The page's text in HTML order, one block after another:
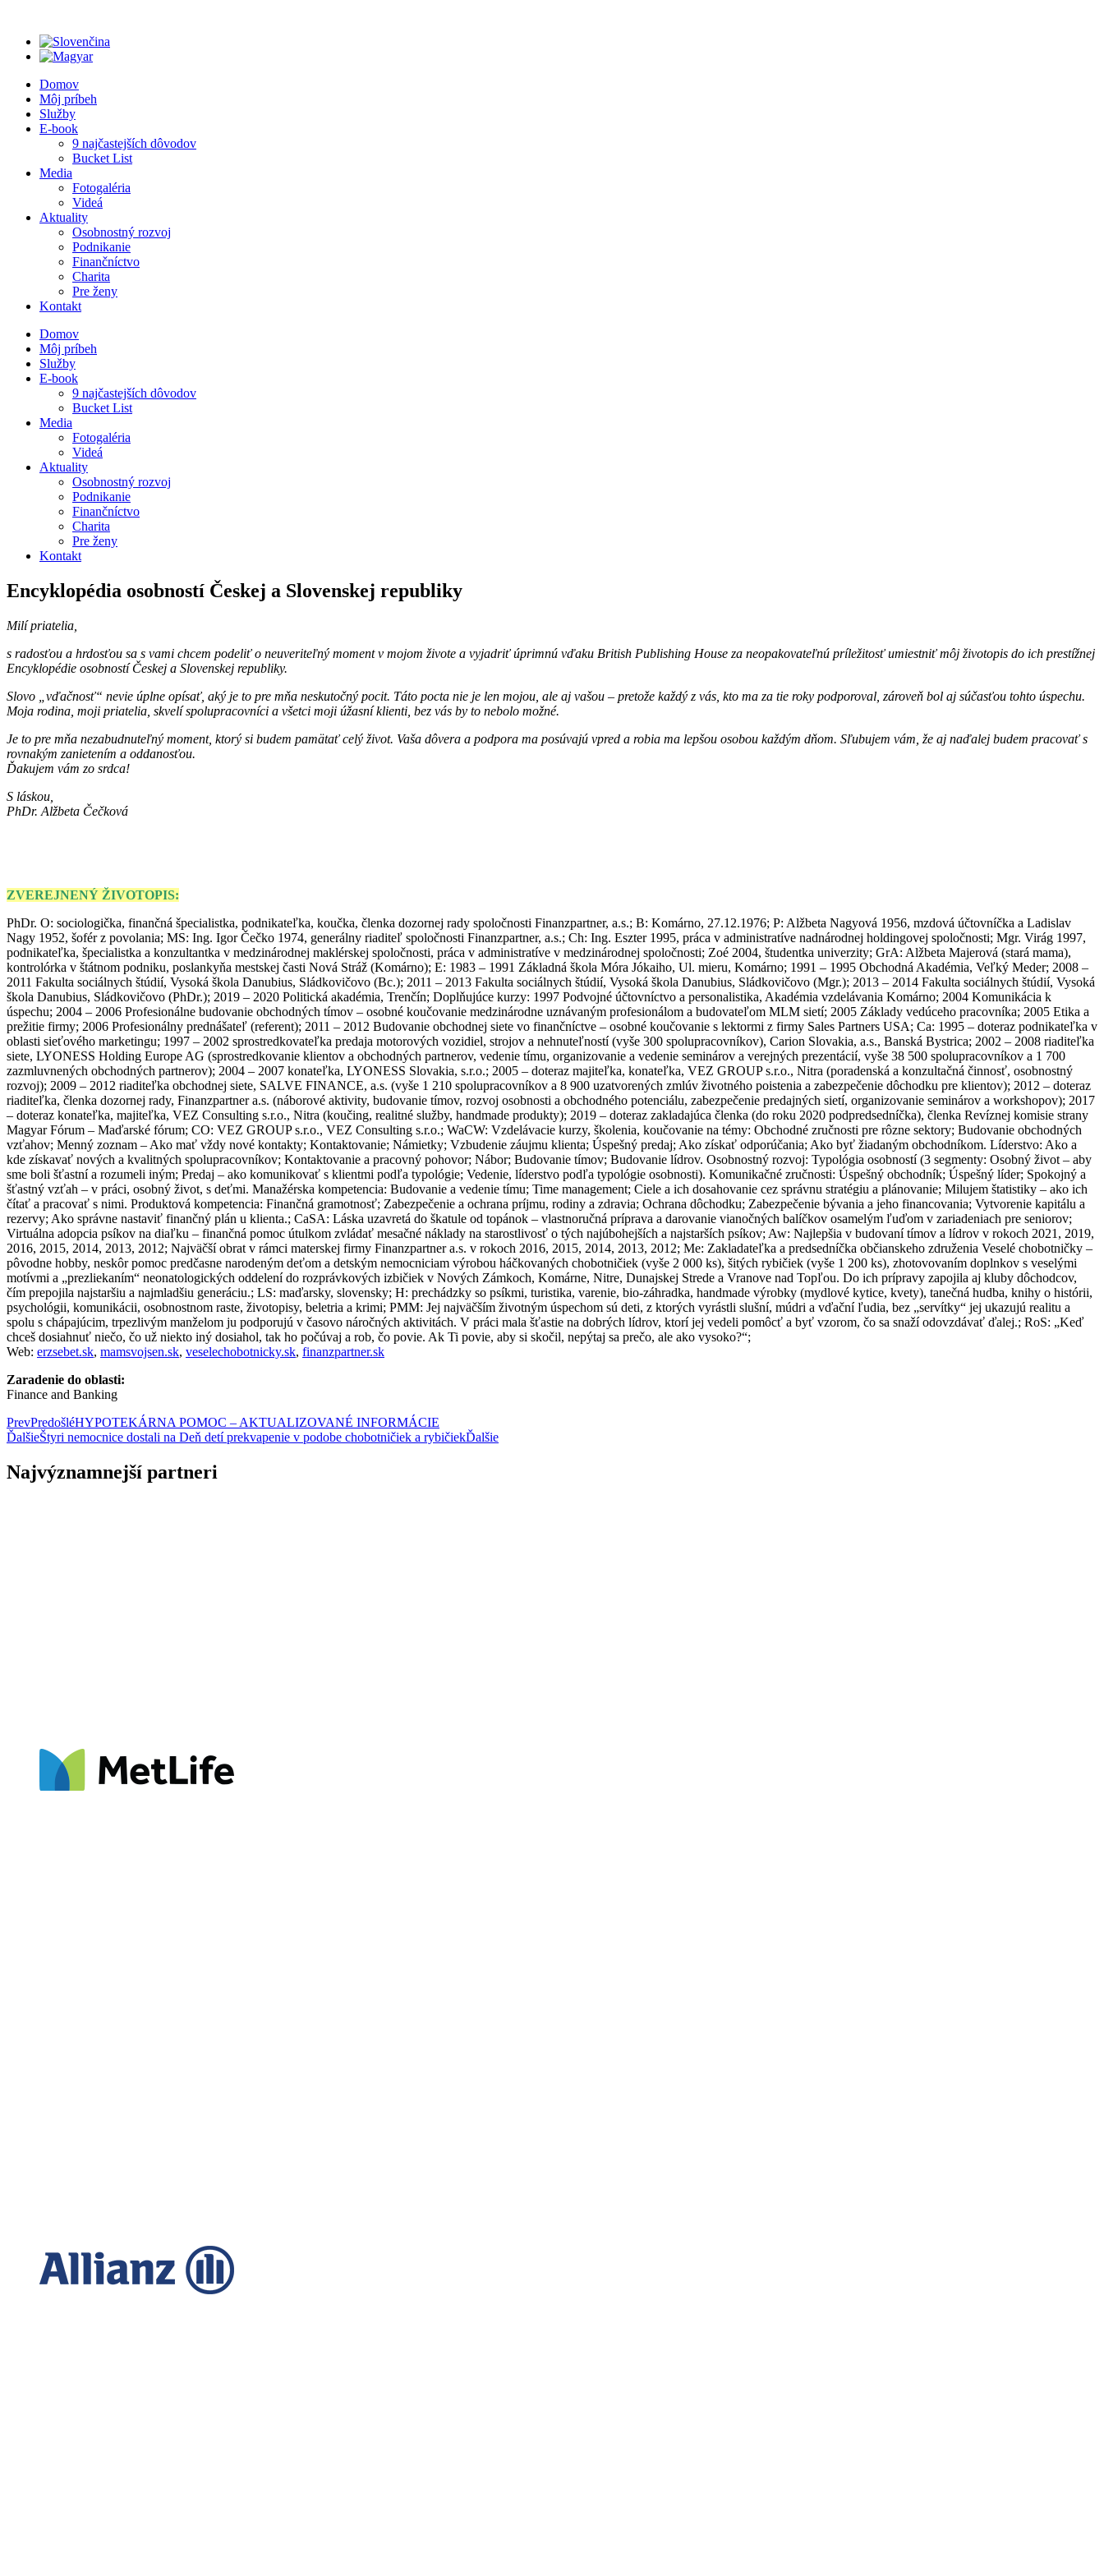
obsah
Domov
Môj príbeh
Služby
E-book
9 najčastejších dôvodov
Bucket List
Media
Fotogaléria
Videá
Aktuality
Osobnostný rozvoj
Podnikanie
Finančníctvo
Charita
Pre ženy
Kontakt
Domov
Môj príbeh
Služby
E-book
9 najčastejších dôvodov
Bucket List
Media
Fotogaléria
Videá
Aktuality
Osobnostný rozvoj
Podnikanie
Finančníctvo
Charita
Pre ženy
Kontakt
Encyklopédia osobností Českej a Slovenskej republiky
Milí priatelia,
s radosťou a hrdosťou sa s vami chcem podeliť o neuveriteľný moment v mojom živote a vyjadriť úprimnú vďaku British Publishing House za neopakovateľnú príležitosť umiestniť môj životopis do ich prestížnej
Encyklopédie osobností Českej a Slovenskej republiky.
Slovo „vďačnosť“ nevie úplne opísať, aký je to pre mňa neskutočný pocit. Táto pocta nie je len mojou, ale aj vašou – pretože každý z vás, kto ma za tie roky podporoval, zároveň bol aj súčasťou tohto úspechu.
Moja rodina, moji priatelia, skvelí spolupracovníci a všetci moji úžasní klienti, bez vás by to nebolo možné.
Je to pre mňa nezabudnuteľný moment, ktorý si budem pamätať celý život. Vaša dôvera a podpora ma posúvajú vpred a robia ma lepšou osobou každým dňom. Sľubujem vám, že aj naďalej budem pracovať s
rovnakým zanietením a oddanosťou.
Ďakujem vám zo srdca!
S láskou,
PhDr. Alžbeta Čečková
ZVEREJNENÝ ŽIVOTOPIS:
PhDr. O: sociologička, finančná špecialistka, podnikateľka, koučka, členka dozornej rady spoločnosti Finanzpartner, a.s.; B: Komárno, 27.12.1976; P: Alžbeta Nagyová 1956, mzdová účtovníčka a Ladislav
Nagy 1952, šofér z povolania; MS: Ing. Igor Čečko 1974, generálny riaditeľ spoločnosti Finanzpartner, a.s.; Ch: Ing. Eszter 1995, práca v administratíve nadnárodnej holdingovej spoločnosti; Mgr. Virág 1997,
podnikateľka, špecialistka a konzultantka v medzinárodnej maklérskej spoločnosti, práca v administratíve v medzinárodnej spoločnosti; Zoé 2004, študentka univerzity; GrA: Alžbeta Majerová (stará mama),
kontrolórka v štátnom podniku, poslankyňa mestskej časti Nová Stráž (Komárno); E: 1983 – 1991 Základná škola Móra Jókaiho, Ul. mieru, Komárno; 1991 – 1995 Obchodná Akadémia, Veľký Meder; 2008 –
2011 Fakulta sociálnych štúdií, Vysoká škola Danubius, Sládkovičovo (Bc.); 2011 – 2013 Fakulta sociálnych štúdií, Vysoká škola Danubius, Sládkovičovo (Mgr.); 2013 – 2014 Fakulta sociálnych štúdií, Vysoká
škola Danubius, Sládkovičovo (PhDr.); 2019 – 2020 Politická akadémia, Trenčín; Doplňujúce kurzy: 1997 Podvojné účtovníctvo a personalistika, Akadémia vzdelávania Komárno; 2004 Komunikácia k
úspechu; 2004 – 2006 Profesionálne budovanie obchodných tímov – osobné koučovanie medzinárodne uznávaným profesionálom a budovateľom MLM sietí; 2005 Základy vedúceho pracovníka; 2005 Etika a
prežitie firmy; 2006 Profesionálny prednášateľ (referent); 2011 – 2012 Budovanie obchodnej siete vo finančníctve – osobné koučovanie s lektormi z firmy Sales Partners USA; Ca: 1995 – doteraz podnikateľka v
oblasti sieťového marketingu; 1997 – 2002 sprostredkovateľka predaja motorových vozidiel, strojov a nehnuteľností (vyše 300 spolupracovníkov), Carion Slovakia, a.s., Banská Bystrica; 2002 – 2008 riaditeľka
siete, LYONESS Holding Europe AG (sprostredkovanie klientov a obchodných partnerov, vedenie tímu, organizovanie a vedenie seminárov a verejných prezentácií, vyše 38 500 spolupracovníkov a 1 700
zazmluvnených obchodných partnerov); 2004 – 2007 konateľka, LYONESS Slovakia, s.r.o.; 2005 – doteraz majiteľka, konateľka, VEZ GROUP s.r.o., Nitra (poradenská a konzultačná činnosť, osobnostný
rozvoj); 2009 – 2012 riaditeľka obchodnej siete, SALVE FINANCE, a.s. (vyše 1 210 spolupracovníkov a 8 900 uzatvorených zmlúv životného poistenia a zabezpečenie dôchodku pre klientov); 2012 – doteraz
riaditeľka, členka dozornej rady, Finanzpartner a.s. (náborové aktivity, budovanie tímov, rozvoj osobnosti a obchodného potenciálu, zabezpečenie predajných sietí, organizovanie seminárov a workshopov); 2017
– doteraz konateľka, majiteľka, VEZ Consulting s.r.o., Nitra (koučing, realitné služby, handmade produkty); 2019 – doteraz zakladajúca členka (do roku 2020 podpredsedníčka), členka Revíznej komisie strany
Magyar Fórum – Maďarské fórum; CO: VEZ GROUP s.r.o., VEZ Consulting s.r.o.; WaCW: Vzdelávacie kurzy, školenia, koučovanie na témy: Obchodné zručnosti pre rôzne sektory; Budovanie obchodných
vzťahov; Menný zoznam – Ako mať vždy nové kontakty; Kontaktovanie; Námietky; Vzbudenie záujmu klienta; Úspešný predaj; Ako získať odporúčania; Ako byť žiadaným obchodníkom. Líderstvo: Ako a
kde získavať nových a kvalitných spolupracovníkov; Kontaktovanie a pracovný pohovor; Nábor; Budovanie tímov; Budovanie lídrov. Osobnostný rozvoj: Typológia osobností (3 segmenty: Osobný život – aby
sme boli šťastní a rozumeli iným; Predaj – ako komunikovať s klientmi podľa typológie; Vedenie, líderstvo podľa typológie osobnosti). Komunikačné zručnosti: Úspešný obchodník; Úspešný líder; Spokojný a
šťastný vzťah – v práci, osobný život, s deťmi. Manažérska kompetencia: Budovanie a vedenie tímu; Time management; Ciele a ich dosahovanie cez správnu stratégiu a plánovanie; Milujem štatistiky – ako ich
čítať a pracovať s nimi. Produktová kompetencia: Finančná gramotnosť; Zabezpečenie a ochrana príjmu, rodiny a zdravia; Ochrana dôchodku; Zabezpečenie bývania a jeho financovania; Vytvorenie kapitálu a
rezervy; Ako správne nastaviť finančný plán u klienta.; CaSA: Láska uzavretá do škatule od topánok – vlastnoručná príprava a darovanie vianočných balíčkov osamelým ľuďom v zariadeniach pre seniorov;
Virtuálna adopcia psíkov na diaľku – finančná pomoc útulkom zvládať mesačné náklady na starostlivosť o tých najúbohejších a najstarších psíkov; Aw: Najlepšia v budovaní tímov a lídrov v rokoch 2021, 2019,
2016, 2015, 2014, 2013, 2012; Najväčší obrat v rámci materskej firmy Finanzpartner a.s. v rokoch 2016, 2015, 2014, 2013, 2012; Me: Zakladateľka a predsedníčka občianskeho združenia Veselé chobotničky –
pôvodne hobby, neskôr pomoc predčasne narodeným deťom a detským nemocniciam výrobou háčkovaných chobotničiek (vyše 2 000 ks), šitých rybičiek (vyše 1 200 ks), zhotovovaním doplnkov s veselými
motívmi a „prezliekaním“ neonatologických oddelení do rozprávkových izbičiek v Nových Zámkoch, Komárne, Nitre, Dunajskej Strede a Vranove nad Topľou. Do ich prípravy zapojila aj kluby dôchodcov,
čím prepojila najstaršiu a najmladšiu generáciu.; LS: maďarsky, slovensky; H: prechádzky so psíkmi, turistika, varenie, bio-záhradka, handmade výrobky (mydlové kytice, kvety), tanečná hudba, knihy o histórii,
psychológii, komunikácii, osobnostnom raste, životopisy, beletria a krimi; PMM: Jej najväčším životným úspechom sú deti, z ktorých vyrástli slušní, múdri a vďační ľudia, bez „servítky“ jej ukazujú realitu a
spolu s chápajúcim, trpezlivým manželom ju podporujú v časovo náročných aktivitách. V práci mala šťastie na dobrých lídrov, ktorí jej vedeli pomôcť a byť vzorom, čo sa snaží odovzdávať ďalej.; RoS: „Keď
chceš dosiahnuť niečo, čo už niekto iný dosiahol, tak ho počúvaj a rob, čo povie. Ak Ti povie, aby si skočil, nepýtaj sa prečo, ale ako vysoko?“;
Web: erzsebet.sk, mamsvojsen.sk, veselechobotnicky.sk, finanzpartner.sk
Zaradenie do oblasti:
Finance and Banking
PrevPredošléHYPOTEKÁRNA POMOC – AKTUALIZOVANÉ INFORMÁCIE
ĎalšieŠtyri nemocnice dostali na Deň detí prekvapenie v podobe chobotničiek a rybičiekĎalšie
Najvýznamnejší partneri